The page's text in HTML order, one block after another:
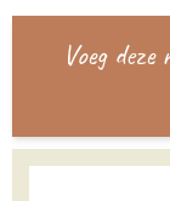
Voeg